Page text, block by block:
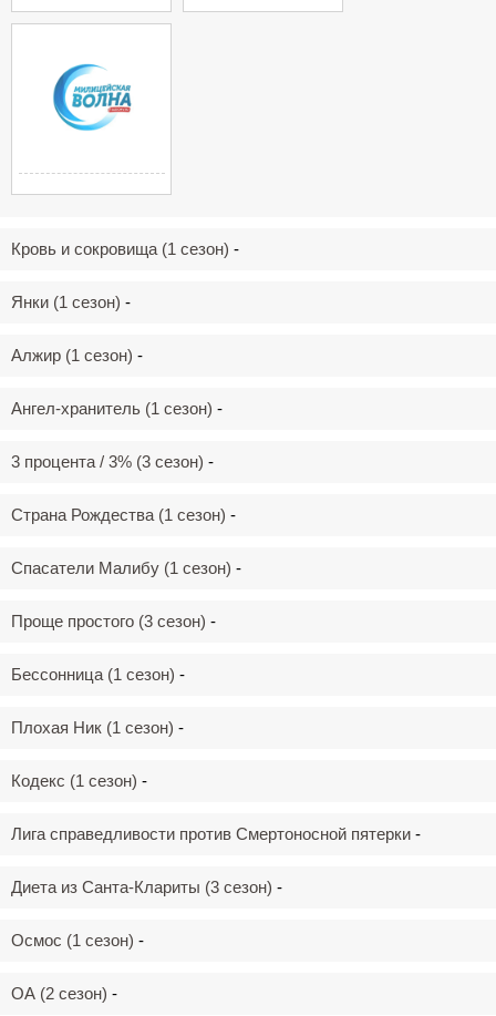
ЗАЙЦЕВ FM:
ХИП-ХОП
МОСКВА
Волна
Кровь и сокровища (1 сезон) -
Янки (1 сезон) -
Алжир (1 сезон) -
Ангел-хранитель (1 сезон) -
3 процента / 3% (3 сезон) -
Страна Рождества (1 сезон) -
Спасатели Малибу (1 сезон) -
Проще простого (3 сезон) -
Бессонница (1 сезон) -
Плохая Ник (1 сезон) -
Кодекс (1 сезон) -
Лига справедливости против Смертоносной пятерки -
Диета из Санта-Клариты (3 сезон) -
Осмос (1 сезон) -
ОА (2 сезон) -